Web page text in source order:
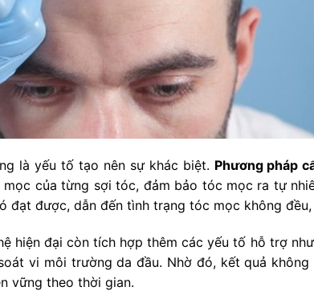
là yếu tố tạo nên sự khác biệt. Phương pháp
của từng sợi tóc, đảm bảo tóc mọc ra tự
đạt được, dẫn đến tình trạng tóc mọc không đều,
hiện đại còn tích hợp thêm các yếu tố hỗ trợ
vi môi trường da đầu. Nhờ đó, kết quả không
vững theo thời gian.